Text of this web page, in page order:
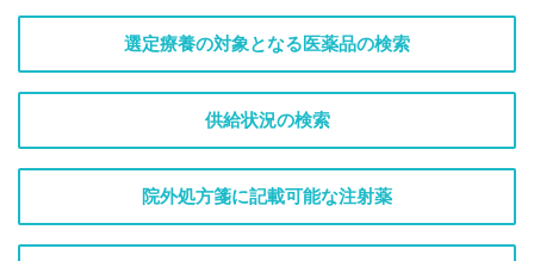
選定療養の対象となる医薬品の検索
供給状況の検索
院外処方箋に記載可能な注射薬